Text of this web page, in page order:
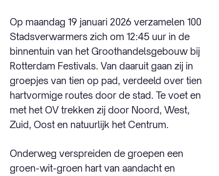
Op maandag 19 januari 2026 verzamelen 100
Stadsverwarmers zich om 12:45 uur in de
binnentuin van het Groothandelsgebouw bij
Rotterdam Festivals. Van daaruit gaan zij in
groepjes van tien op pad, verdeeld over tien
hartvormige routes door de stad. Te voet en
met het OV trekken zij door Noord, West,
Zuid, Oost en natuurlijk het Centrum.
Onderweg verspreiden de groepen een
groen-wit-groen hart van aandacht en